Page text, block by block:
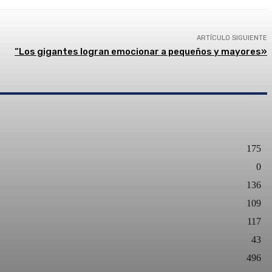
ARTÍCULO SIGUIENTE
“Los gigantes logran emocionar a pequeños y mayores»
175
0
136
109
117
43
496